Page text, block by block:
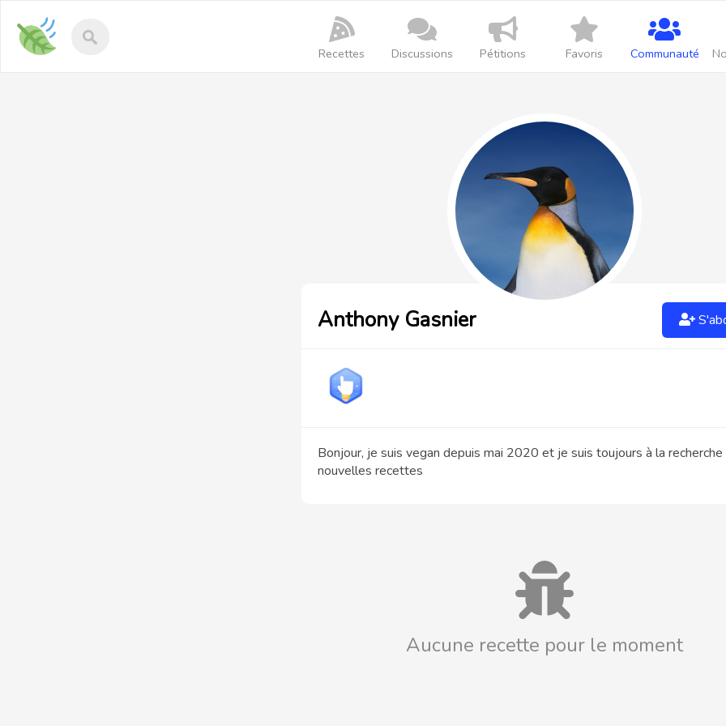
Recettes-
vegan
Recettes Discussions Pétitions Favoris Communauté
Anthony Gasnier
Bonjour, je suis vegan depuis mai 2020 et je suis toujours à la
nouvelles recettes
Aucune recette pour le moment